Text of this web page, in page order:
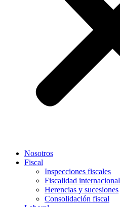
Nosotros
Fiscal
Inspecciones fiscales
Fiscalidad internacional
Herencias y sucesiones
Consolidación fiscal